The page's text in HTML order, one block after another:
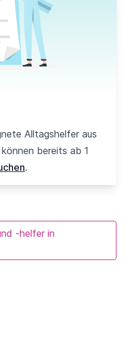
Alltagshelfer aus
bereits ab 1
.
-helfer in